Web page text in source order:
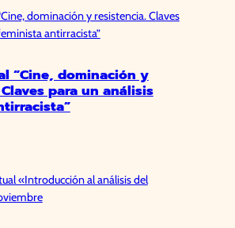
“Cine, dominación y
para un análisis